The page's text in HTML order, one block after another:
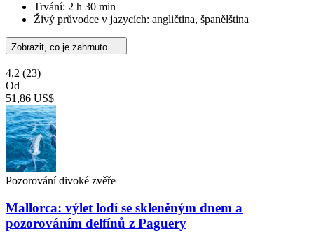
Trvání: 2 h 30 min
Živý průvodce v jazycích: angličtina, španělština
Zobrazit, co je zahrnuto
4,2 (23)
Od
51,86 US$
Pozorování divoké zvěře
Mallorca: výlet lodí se skleněným dnem a
pozorováním delfínů z Paguery